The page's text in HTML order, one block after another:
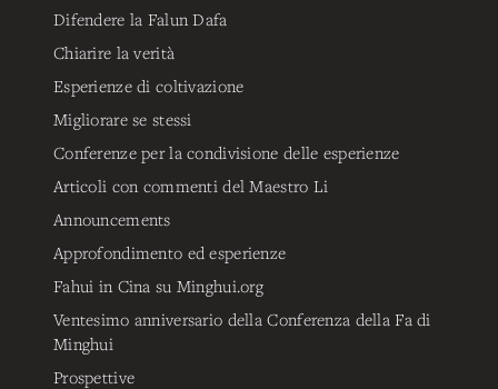
Difendere la Falun Dafa
Chiarire la verità
Esperienze di coltivazione
Migliorare se stessi
Conferenze per la condivisione delle esperienze
Articoli con commenti del Maestro Li
Announcements
Approfondimento ed esperienze
Fahui in Cina su Minghui.org
Ventesimo anniversario della Conferenza della Fa di
Minghui
Prospettive